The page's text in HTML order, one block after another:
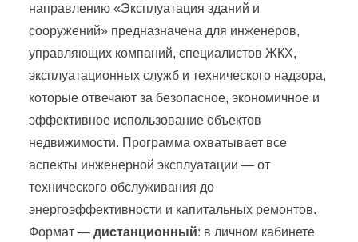
направлению «Эксплуатация зданий и
сооружений» предназначена для инженеров,
управляющих компаний, специалистов ЖКХ,
эксплуатационных служб и технического надзора,
которые отвечают за безопасное, экономичное и
эффективное использование объектов
недвижимости. Программа охватывает все
аспекты инженерной эксплуатации — от
технического обслуживания до
энергоэффективности и капитальных ремонтов.
Формат — дистанционный: в личном кабинете